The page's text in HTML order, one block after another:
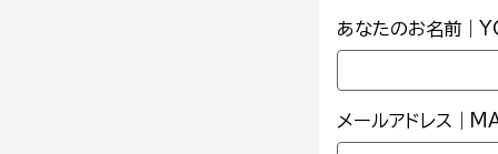
あなたのお名前｜
メールアドレス｜